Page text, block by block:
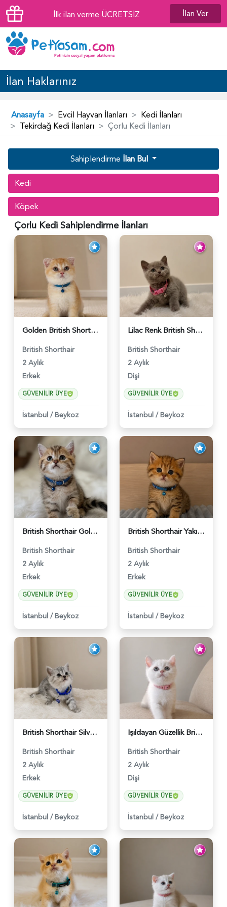
İlk ilan verme ÜCRETSİZ İlan Ver
İlan Haklarınız
Anasayfa Evcil Hayvan İlanları
Kedi İlanları
Tekirdağ Kedi İlanları
Çorlu Kedi İlanları
Sahiplendirme İlan Bul
Kedi
Köpek
Çorlu Kedi Sahiplendirme İlanları
Golden British Shorthair Sapsarı Oğlumuz - 5560
British Shorthair
2 Aylık
Erkek
GÜVENILIR ÜYE
İstanbul / Beykoz
Lilac Renk British Shorthair Prensesimiz - 5561
British Shorthair
2 Aylık
Dişi
GÜVENILIR ÜYE
İstanbul / Beykoz
British Shorthair Golden Tabby Black Yavrumuz - 5582
British Shorthair
2 Aylık
Erkek
GÜVENILIR ÜYE
İstanbul / Beykoz
British Shorthair Yakışıklı Bey Golden Tabby Erkek - 5559
British Shorthair
2 Aylık
Erkek
GÜVENILIR ÜYE
İstanbul / Beykoz
British Shorthair Silver Tabby Erkek Top Kafa Yavrumuz - 5564
British Shorthair
2 Aylık
Erkek
GÜVENILIR ÜYE
İstanbul / Beykoz
Işıldayan Güzellik British Shorthair Kızımız - 5568
British Shorthair
2 Aylık
Dişi
GÜVENILIR ÜYE
İstanbul / Beykoz